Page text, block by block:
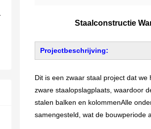
Staalconstructie
Projectbeschrijving:
Dit is een zwaar staal project dat
zware staalopslagplaats, waardoor
stalen balken en kolommenAlle
samengesteld, wat de bouwperiode